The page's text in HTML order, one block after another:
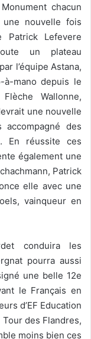
chacun
nouvelle fois
Lefevere
un plateau
l’équipe Astana,
mano depuis le
Wallonne,
une nouvelle
des
En réussite ces
également une
Patrick
elle avec une
vainqueur en
conduira les
pourra aussi
une belle 12e
le Français en
d’EF Education
des Flandres,
moins bien ces